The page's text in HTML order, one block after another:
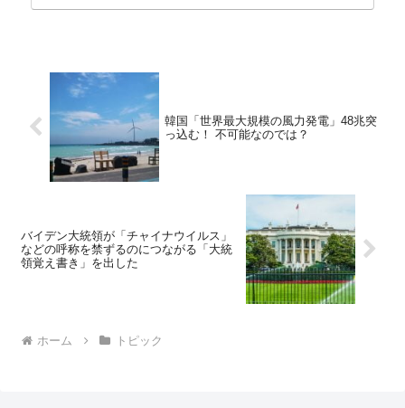
韓国「世界最大規模の風力発電」48兆突
っ込む！ 不可能なのでは？
バイデン大統領が「チャイナウイルス」
などの呼称を禁ずるのにつながる「大統
領覚え書き」を出した
ホーム トピック